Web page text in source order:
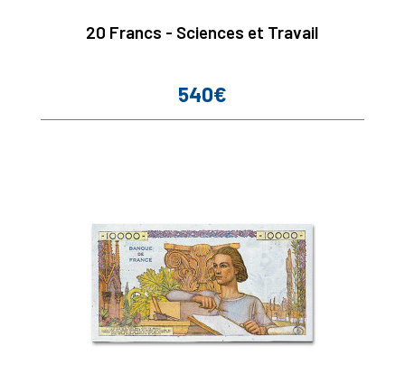
20 Francs - Sciences et Travail
Prix
540€